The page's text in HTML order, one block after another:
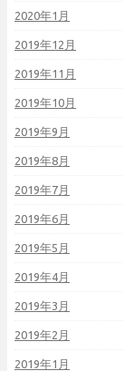
2020年1月
2019年12月
2019年11月
2019年10月
2019年9月
2019年8月
2019年7月
2019年6月
2019年5月
2019年4月
2019年3月
2019年2月
2019年1月